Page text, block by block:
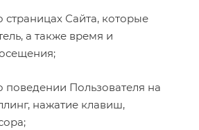
Сайта, которые
а также время и
Пользователя на
нажатие клавиш,